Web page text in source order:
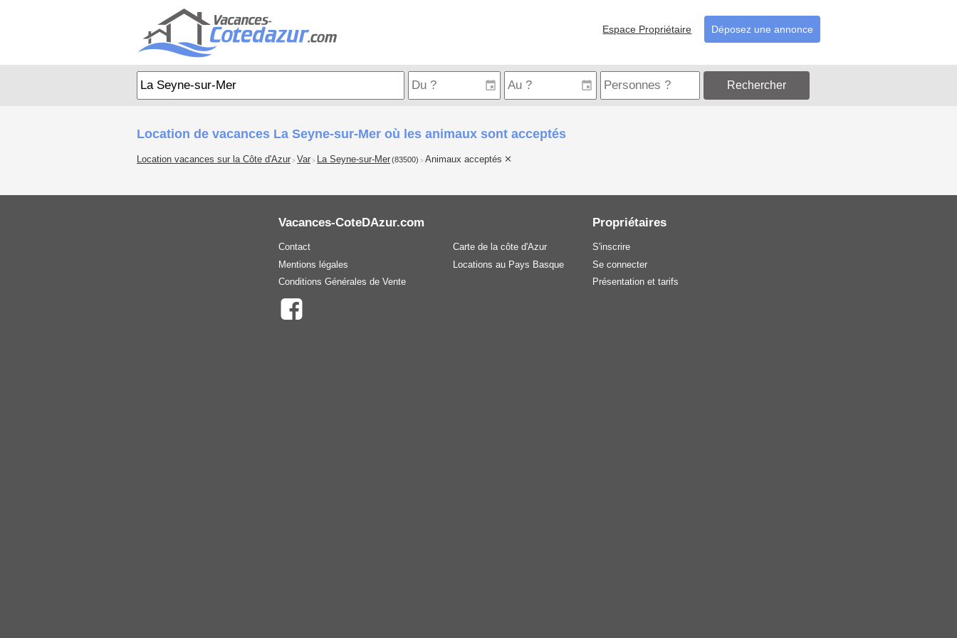
Espace Propriétaire Déposez une annonce
Rechercher
Location de vacances La Seyne-sur-Mer où les animaux sont acceptés
Location vacances sur la Côte d'Azur > Var > La Seyne-sur-Mer(83500) > Animaux acceptés
Vacances-CoteDAzur.com
Contact
Mentions légales
Conditions Générales de Vente
Carte de la côte d'Azur
Locations au Pays Basque
Propriétaires
S'inscrire
Se connecter
Présentation et tarifs